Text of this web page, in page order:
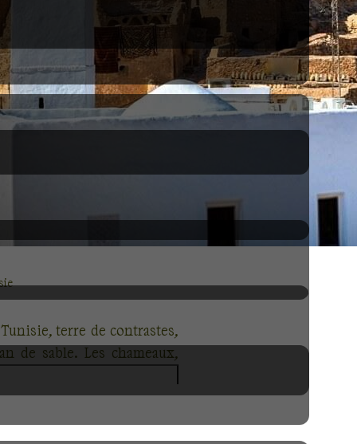
terre de contrastes,
de sable. Les chameaux,
Dougga, perdues dans les